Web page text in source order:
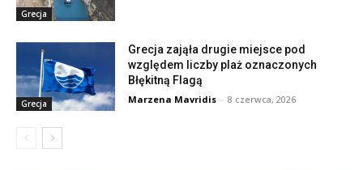
Grecja
Grecja
Grecja zająła drugie miejsce pod
względem liczby plaż oznaczonych
Błękitną Flagą
Marzena Mavridis - 8 czerwca, 2026